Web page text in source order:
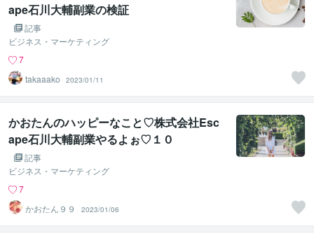
ape石川大輔副業の検証
記事
ビジネス・マーケティング
7
takaaako
2023/01/11
かおたんのハッピーなこと♡株式会社Esc
ape石川大輔副業やるよぉ♡１０
記事
ビジネス・マーケティング
7
かおたん９９
2023/01/06